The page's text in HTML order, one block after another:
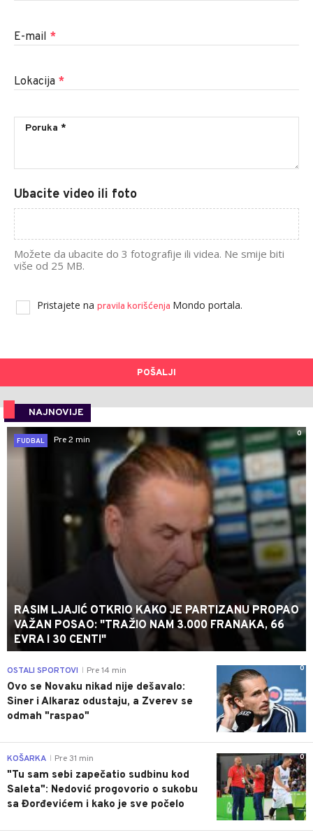
E-mail *
Lokacija *
Ubacite video ili foto
Možete da ubacite do 3 fotografije ili videa. Ne smije biti
više od 25 MB.
Pristajete na pravila korišćenja Mondo portala.
POŠALJI
NAJNOVIJE
0
FUDBAL
Pre 2 min
RASIM LJAJIĆ OTKRIO KAKO JE PARTIZANU PROPAO
VAŽAN POSAO: "TRAŽIO NAM 3.000 FRANAKA, 66
EVRA I 30 CENTI"
0
OSTALI SPORTOVI Pre 14 min
Ovo se Novaku nikad nije dešavalo:
Siner i Alkaraz odustaju, a Zverev se
odmah "raspao"
0
KOŠARKA Pre 31 min
"Tu sam sebi zapečatio sudbinu kod
Saleta": Nedović progovorio o sukobu
sa Đorđevićem i kako je sve počelo